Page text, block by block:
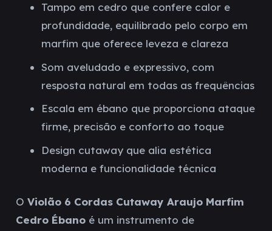
Tampo em cedro que confere calor e
profundidade, equilibrado pelo corpo em
marfim que oferece leveza e clareza
Som aveludado e expressivo, com
resposta natural em todas as frequências
Escala em ébano que proporciona ataque
firme, precisão e conforto ao toque
Design cutaway que alia estética
moderna e funcionalidade técnica
O Violão 6 Cordas Cutaway Araujo Marfim
Cedro Ébanoé um instrumento de